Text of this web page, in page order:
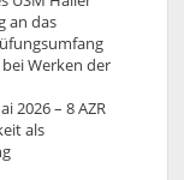
an das
Werken der
2026 – 8 AZR
als